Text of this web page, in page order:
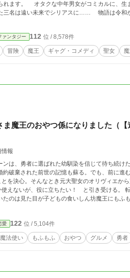
弱だった小さき者が牧歌的
アスに…… 物語は令和から始まって数千年以上先まで三部構
頻繁に差し込まれます。
ァンタジー 112 位 / 8,578件
冒険 魔王 ギャグ・コメディ 聖女
魔王のおやつ係になりました（
情報
は、勇者に選ばれた幼馴染を信じて待ち続け
前世の記憶も蘇る。でも、前に進むしかない。 ここで潰
を決心。そんなとき元大聖女のオリヴィエか
たい！ と引き受ける。 転移した先の魔界で、なぜか魔王城で
のは見た目が子どもの食いしん坊魔王にもふ
ランも、次第に態度が変化していき.....。 「た
愛 122 位 / 5,104件
魔法使い もふもふ おやつ グルメ 勇者